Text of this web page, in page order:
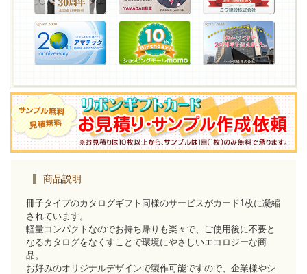
商品説明
冊子タイプのカタログギフト同様のサービスがカード1枚に凝縮
されています。
軽量コンパクトなのでお持ち帰りも楽々で、ご使用後に不要と
なるカタログをなくすことで環境にやさしいエコロジーな商
品。
お好みのオリジナルデザインで製作可能ですので、企業様やシ